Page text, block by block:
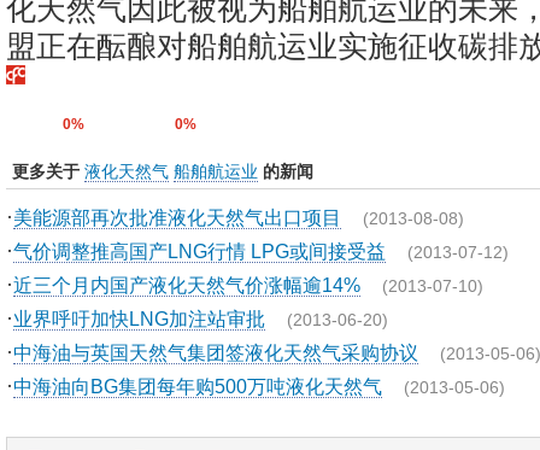
化天然气因此被视为船舶航运业的未来
盟正在酝酿对船舶航运业实施征收碳排
0% 0%
更多关于 液化天然气 船舶航运业 的新闻
·美能源部再次批准液化天然气出口项目 (2013-08-08)
·气价调整推高国产LNG行情 LPG或间接受益 (2013-07-12)
·近三个月内国产液化天然气价涨幅逾14% (2013-07-10)
·业界呼吁加快LNG加注站审批 (2013-06-20)
·中海油与英国天然气集团签液化天然气采购协议 (2013-05-06)
·中海油向BG集团每年购500万吨液化天然气 (2013-05-06)